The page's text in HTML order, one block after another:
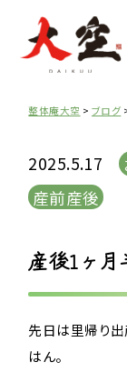
整体庵大空 > ブログ
2025.5.17
産前産後
産後1ヶ
先日は里帰り
はん。